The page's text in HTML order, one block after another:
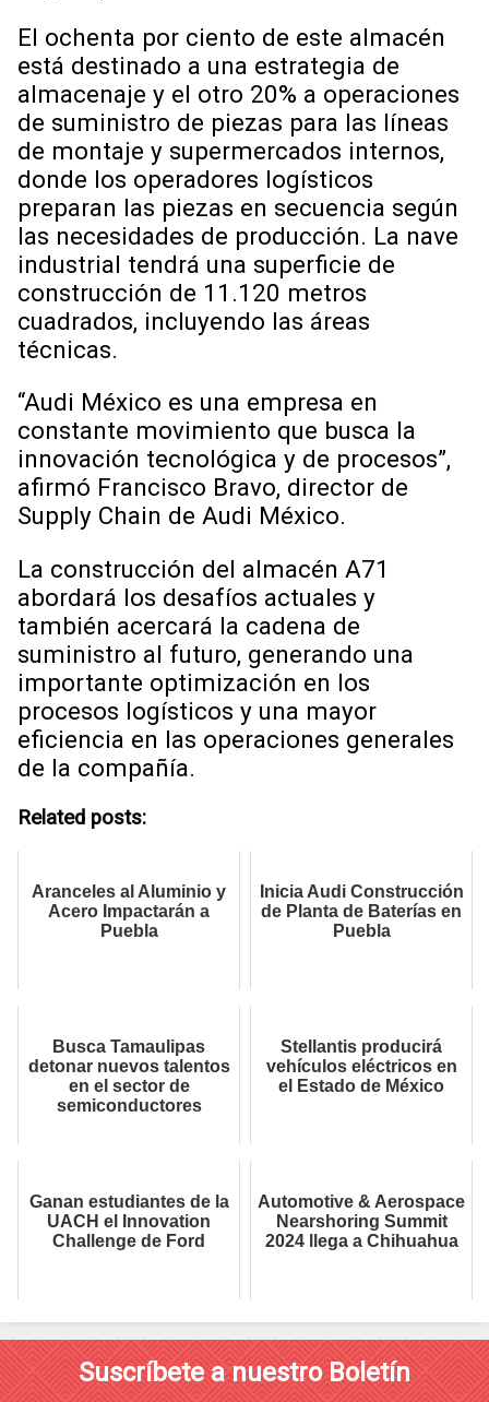
El ochenta por ciento de este almacén
está destinado a una estrategia de
almacenaje y el otro 20% a operaciones
de suministro de piezas para las líneas
de montaje y supermercados internos,
donde los operadores logísticos
preparan las piezas en secuencia según
las necesidades de producción. La nave
industrial tendrá una superficie de
construcción de 11.120 metros
cuadrados, incluyendo las áreas
técnicas.
“Audi México es una empresa en
constante movimiento que busca la
innovación tecnológica y de procesos”,
afirmó Francisco Bravo, director de
Supply Chain de Audi México.
La construcción del almacén A71
abordará los desafíos actuales y
también acercará la cadena de
suministro al futuro, generando una
importante optimización en los
procesos logísticos y una mayor
eficiencia en las operaciones generales
de la compañía.
Related posts:
Aranceles al Aluminio y
Acero Impactarán a
Puebla
Inicia Audi Construcción
de Planta de Baterías en
Puebla
Busca Tamaulipas
detonar nuevos talentos
en el sector de
semiconductores
Stellantis producirá
vehículos eléctricos en
el Estado de México
Ganan estudiantes de la
UACH el Innovation
Challenge de Ford
Automotive & Aerospace
Nearshoring Summit
2024 llega a Chihuahua
Suscríbete a nuestro Boletín